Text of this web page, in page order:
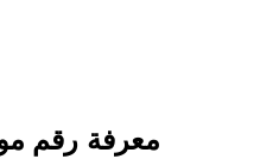
معرفة رقم